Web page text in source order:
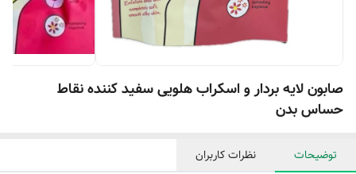
صابون لایه بردار و اسکراب هلویی سفید کننده نقاط
حساس بدن
توضیحات نظرات کاربران